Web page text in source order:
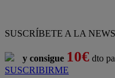
SUSCRÍBETE A LA
y consigue 10€ dto
SUSCRIBIRME